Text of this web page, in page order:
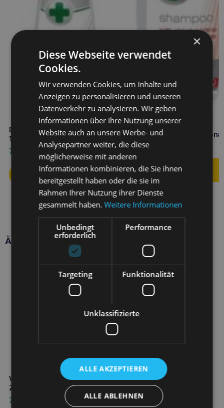
DR SEIDEL Chlorhexidin-Spray
100 ml
7,60
DR SEIDEL Shampoo mit
Chlorhexysin und
12,90
Ähnliche Produkte
VETFOOD Zweikopf-
Zahnbürste Größe s
7,40
×
Diese Webseite verwendet
Cookies.
Wir verwenden Cookies, um Inhalte und
Anzeigen zu personalisieren und unseren
Datenverkehr zu analysieren. Wir geben
Informationen über Ihre Nutzung unserer
Website auch an unsere Werbe- und
Analysepartner weiter, die diese
möglicherweise mit anderen
Informationen kombinieren, die Sie ihnen
bereitgestellt haben oder die sie im
Rahmen Ihrer Nutzung ihrer Dienste
gesammelt haben.Weitere Informationen
Unbedingt
erforderlich
Performance
Targeting Funktionalität
Unklassifizierte
ALLE AKZEPTIEREN
ALLE ABLEHNEN